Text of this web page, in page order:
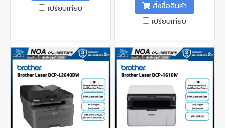
เปรียบเทียบ
สั่งซื้อสินค้า
เปรียบเทียบ